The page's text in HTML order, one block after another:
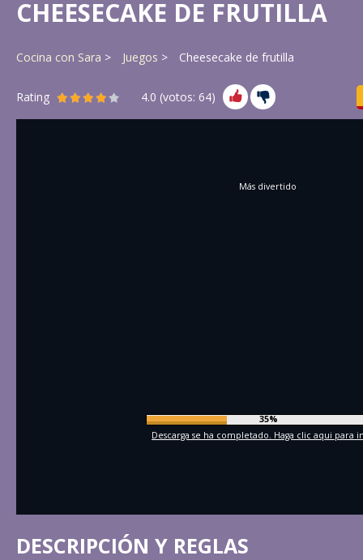
CHEESECAKE DE FRUTILLA
Cocina con Sara Juegos Cheesecake de frutilla
Rating 4.0 (votos: 64)
Más divertido
37%
Descarga se ha completado. Haga clic aqui para
DESCRIPCIÓN Y REGLAS